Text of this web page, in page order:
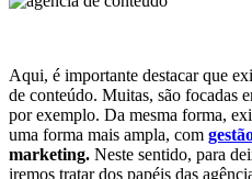
Aqui, é importante destacar que
de conteúdo. Muitas, são focadas
por exemplo. Da mesma forma,
uma forma mais ampla, com
marketing. Neste sentido, para
iremos tratar dos papéis das